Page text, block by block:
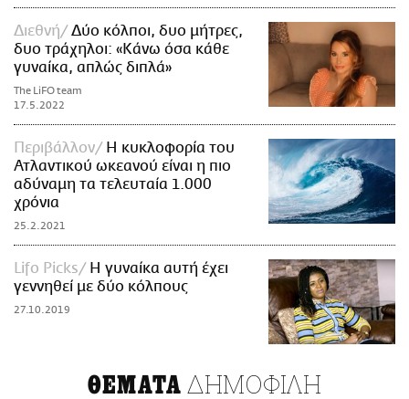
Διεθνή
Δύο κόλποι, δυο μήτρες,
δυο τράχηλοι: «Κάνω όσα κάθε
γυναίκα, απλώς διπλά»
The LiFO team
17.5.2022
Περιβάλλον
Η κυκλοφορία του
Ατλαντικού ωκεανού είναι η πιο
αδύναμη τα τελευταία 1.000
χρόνια
25.2.2021
Lifo Picks
Η γυναίκα αυτή έχει
γεννηθεί με δύο κόλπους
27.10.2019
ΘΕΜΑΤΑ ΔΗΜΟΦΙΛΗ